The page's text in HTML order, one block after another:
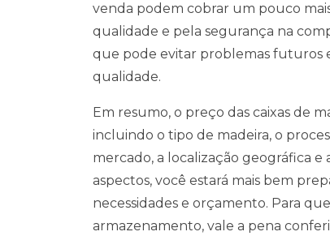
venda podem cobrar um pouco
qualidade e pela segurança na
que pode evitar problemas futuros
qualidade.
Em resumo, o preço das caixas de
incluindo o tipo de madeira, o
mercado, a localização geográfica
aspectos, você estará mais bem
necessidades e orçamento. Para
armazenamento, vale a pena